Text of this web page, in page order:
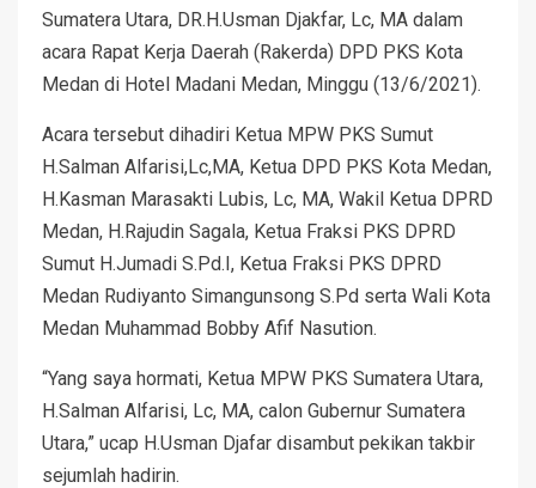
Sumatera Utara, DR.H.Usman Djakfar, Lc, MA dalam
acara Rapat Kerja Daerah (Rakerda) DPD PKS Kota
Medan di Hotel Madani Medan, Minggu (13/6/2021).
Acara tersebut dihadiri Ketua MPW PKS Sumut
H.Salman Alfarisi,Lc,MA, Ketua DPD PKS Kota Medan,
H.Kasman Marasakti Lubis, Lc, MA, Wakil Ketua DPRD
Medan, H.Rajudin Sagala, Ketua Fraksi PKS DPRD
Sumut H.Jumadi S.Pd.I, Ketua Fraksi PKS DPRD
Medan Rudiyanto Simangunsong S.Pd serta Wali Kota
Medan Muhammad Bobby Afif Nasution.
“Yang saya hormati, Ketua MPW PKS Sumatera Utara,
H.Salman Alfarisi, Lc, MA, calon Gubernur Sumatera
Utara,” ucap H.Usman Djafar disambut pekikan takbir
sejumlah hadirin.